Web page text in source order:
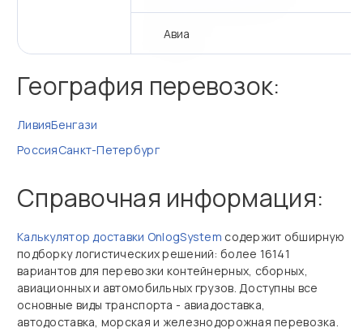
Авиа
География перевозок:
ЛивияБенгази
РоссияСанкт-Петербург
Справочная информация:
Калькулятор доставки OnlogSystem содержит обширную
подборку логистических решений: более 16141
вариантов для перевозки контейнерных, сборных,
авиационных и автомобильных грузов. Доступны все
основные виды транспорта - авиадоставка,
автодоставка, морская и железнодорожная перевозка.